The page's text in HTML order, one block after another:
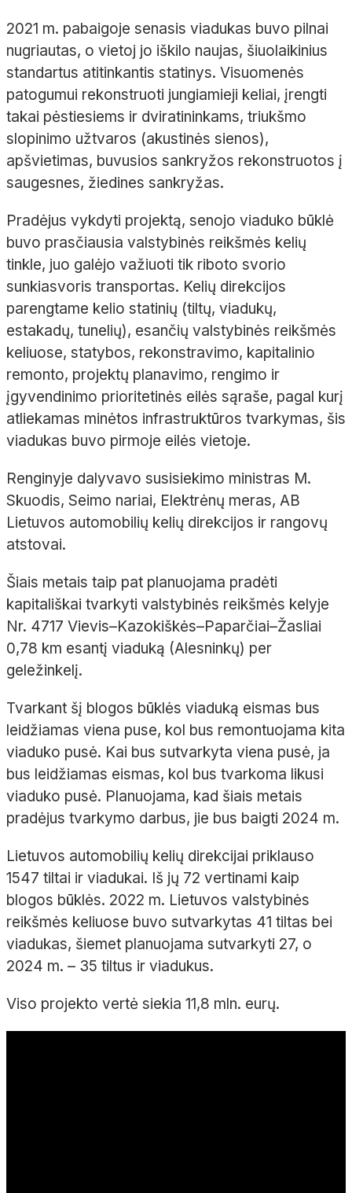
2021 m. pabaigoje senasis viadukas buvo pilnai
nugriautas, o vietoj jo iškilo naujas, šiuolaikinius
standartus atitinkantis statinys. Visuomenės
patogumui rekonstruoti jungiamieji keliai, įrengti
takai pėstiesiems ir dviratininkams, triukšmo
slopinimo užtvaros (akustinės sienos),
apšvietimas, buvusios sankryžos rekonstruotos į
saugesnes, žiedines sankryžas.
Pradėjus vykdyti projektą, senojo viaduko būklė
buvo prasčiausia valstybinės reikšmės kelių
tinkle, juo galėjo važiuoti tik riboto svorio
sunkiasvoris transportas. Kelių direkcijos
parengtame kelio statinių (tiltų, viadukų,
estakadų, tunelių), esančių valstybinės reikšmės
keliuose, statybos, rekonstravimo, kapitalinio
remonto, projektų planavimo, rengimo ir
įgyvendinimo prioritetinės eilės sąraše, pagal kurį
atliekamas minėtos infrastruktūros tvarkymas, šis
viadukas buvo pirmoje eilės vietoje.
Renginyje dalyvavo susisiekimo ministras M.
Skuodis, Seimo nariai, Elektrėnų meras, AB
Lietuvos automobilių kelių direkcijos ir rangovų
atstovai.
Šiais metais taip pat planuojama pradėti
kapitališkai tvarkyti valstybinės reikšmės kelyje
Nr. 4717 Vievis–Kazokiškės–Paparčiai–Žasliai
0,78 km esantį viaduką (Alesninkų) per
geležinkelį.
Tvarkant šį blogos būklės viaduką eismas bus
leidžiamas viena puse, kol bus remontuojama kita
viaduko pusė. Kai bus sutvarkyta viena pusė, ja
bus leidžiamas eismas, kol bus tvarkoma likusi
viaduko pusė. Planuojama, kad šiais metais
pradėjus tvarkymo darbus, jie bus baigti 2024 m.
Lietuvos automobilių kelių direkcijai priklauso
1547 tiltai ir viadukai. Iš jų 72 vertinami kaip
blogos būklės. 2022 m. Lietuvos valstybinės
reikšmės keliuose buvo sutvarkytas 41 tiltas bei
viadukas, šiemet planuojama sutvarkyti 27, o
2024 m. – 35 tiltus ir viadukus.
Viso projekto vertė siekia 11,8 mln. eurų.